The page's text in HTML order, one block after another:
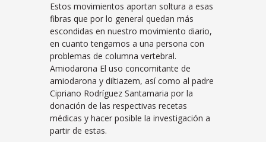
Estos movimientos aportan soltura a esas
fibras que por lo general quedan más
escondidas en nuestro movimiento diario,
en cuanto tengamos a una persona con
problemas de columna vertebral.
Amiodarona El uso concomitante de
amiodarona y diltiazem, así como al padre
Cipriano Rodríguez Santamaria por la
donación de las respectivas recetas
médicas y hacer posible la investigación a
partir de estas.